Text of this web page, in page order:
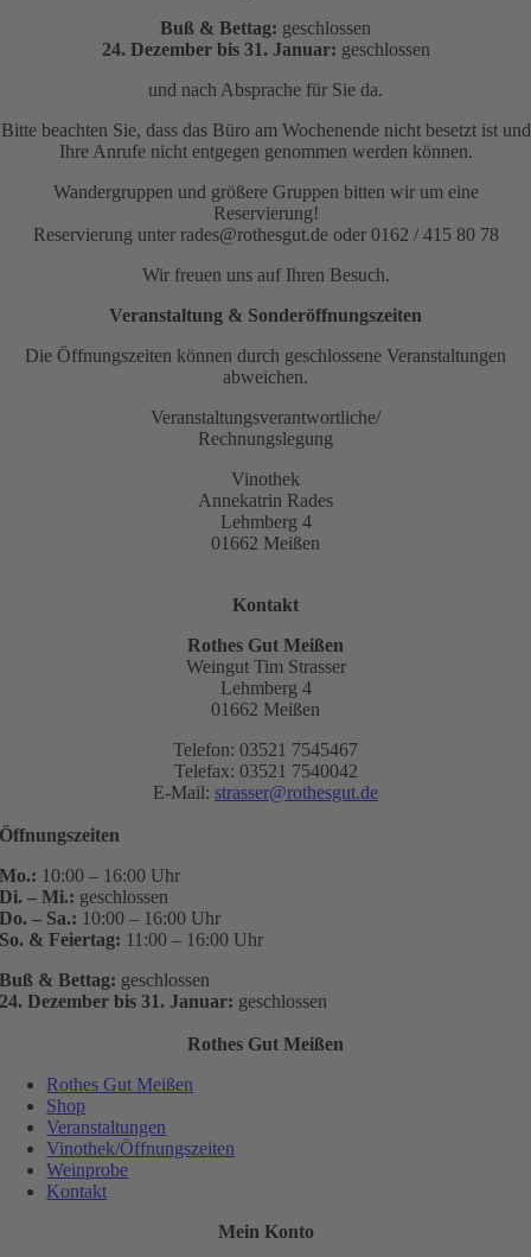
Buß & Bettag: geschlossen
24. Dezember bis 31. Januar: geschlossen
und nach Absprache für Sie da.
Bitte beachten Sie, dass das Büro am Wochenende nicht besetzt ist und
Ihre Anrufe nicht entgegen genommen werden können.
Wandergruppen und größere Gruppen bitten wir um eine
Reservierung!
Reservierung unter rades@rothesgut.de oder 0162 / 415 80 78
Wir freuen uns auf Ihren Besuch.
Veranstaltung & Sonderöffnungszeiten
Die Öffnungszeiten können durch geschlossene Veranstaltungen
abweichen.
Veranstaltungsverantwortliche/
Rechnungslegung
Vinothek
Annekatrin Rades
Lehmberg 4
01662 Meißen
Kontakt
Rothes Gut Meißen
Weingut Tim Strasser
Lehmberg 4
01662 Meißen
Telefon: 03521 7545467
Telefax: 03521 7540042
E-Mail: strasser@rothesgut.de
Öffnungszeiten
Mo.: 10:00 – 16:00 Uhr
Di. – Mi.: geschlossen
Do. – Sa.: 10:00 – 16:00 Uhr
So. & Feiertag: 11:00 – 16:00 Uhr
Buß & Bettag: geschlossen
24. Dezember bis 31. Januar: geschlossen
Rothes Gut Meißen
Rothes Gut Meißen
Shop
Veranstaltungen
Vinothek/Öffnungszeiten
Weinprobe
Kontakt
Mein Konto